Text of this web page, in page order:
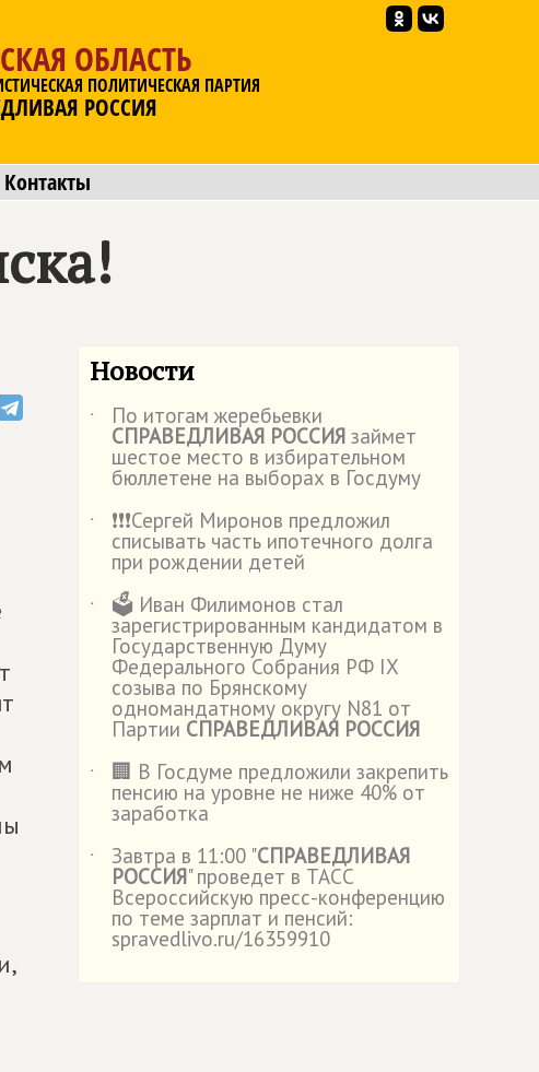
ОБЛАСТЬ
ПОЛИТИЧЕСКАЯ ПАРТИЯ
РОССИЯ
Контакты
Новости
˙ По итогам жеребьевки
СПРАВЕДЛИВАЯ РОССИЯ займет
шестое место в избирательном
бюллетене на выборах в Госдуму
˙
❗️❗️❗️Сергей Миронов предложил
списывать часть ипотечного долга
при рождении детей
˙
🗳️ Иван Филимонов стал
зарегистрированным кандидатом в
Государственную Думу
Федерального Собрания РФ IX
созыва по Брянскому
одномандатному округу N81 от
Партии СПРАВЕДЛИВАЯ РОССИЯ
˙
🏢 В Госдуме предложили закрепить
пенсию на уровне не ниже 40% от
заработка
˙
Завтра в 11:00 "СПРАВЕДЛИВАЯ
РОССИЯ" проведет в ТАСС
Всероссийскую пресс-конференцию
по теме зарплат и пенсий:
spravedlivo.ru/16359910